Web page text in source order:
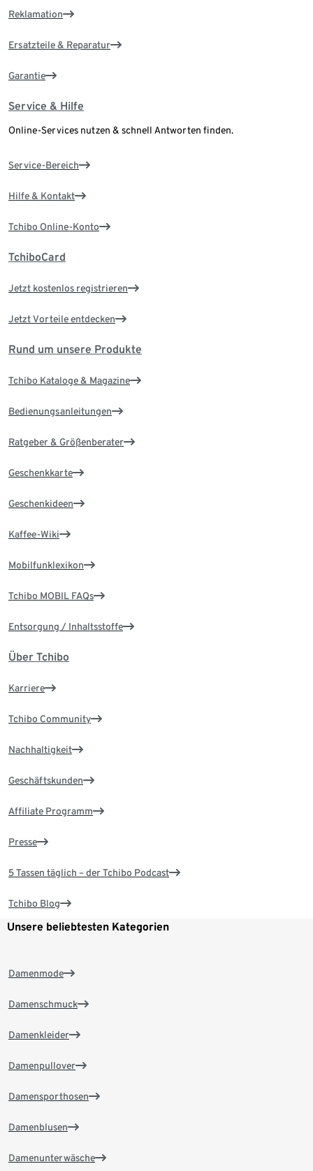
Reklamation
Ersatzteile & Reparatur
Garantie
Service & Hilfe
Online-Services nutzen & schnell Antworten finden.
Service-Bereich
Hilfe & Kontakt
Tchibo Online-Konto
TchiboCard
Jetzt kostenlos registrieren
Jetzt Vorteile entdecken
Rund um unsere Produkte
Tchibo Kataloge & Magazine
Bedienungsanleitungen
Ratgeber & Größenberater
Geschenkkarte
Geschenkideen
Kaffee-Wiki
Mobilfunklexikon
Tchibo MOBIL FAQs
Entsorgung / Inhaltsstoffe
Über Tchibo
Karriere
Tchibo Community
Nachhaltigkeit
Geschäftskunden
Affiliate Programm
Presse
5 Tassen täglich – der Tchibo Podcast
Tchibo Blog
Unsere beliebtesten Kategorien
Damenmode
Damenschmuck
Damenkleider
Damenpullover
Damensporthosen
Damenblusen
Damenunterwäsche